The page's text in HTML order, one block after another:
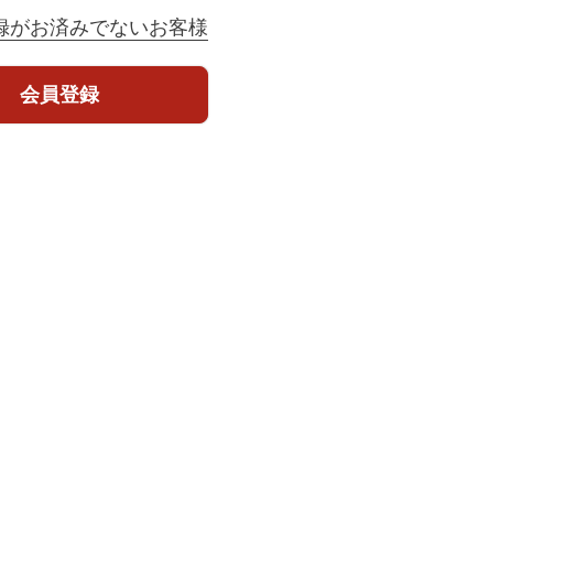
がお済みでないお客様
会員登録